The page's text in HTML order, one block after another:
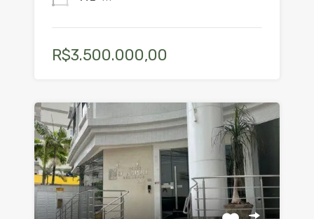
R$3.500.000,00